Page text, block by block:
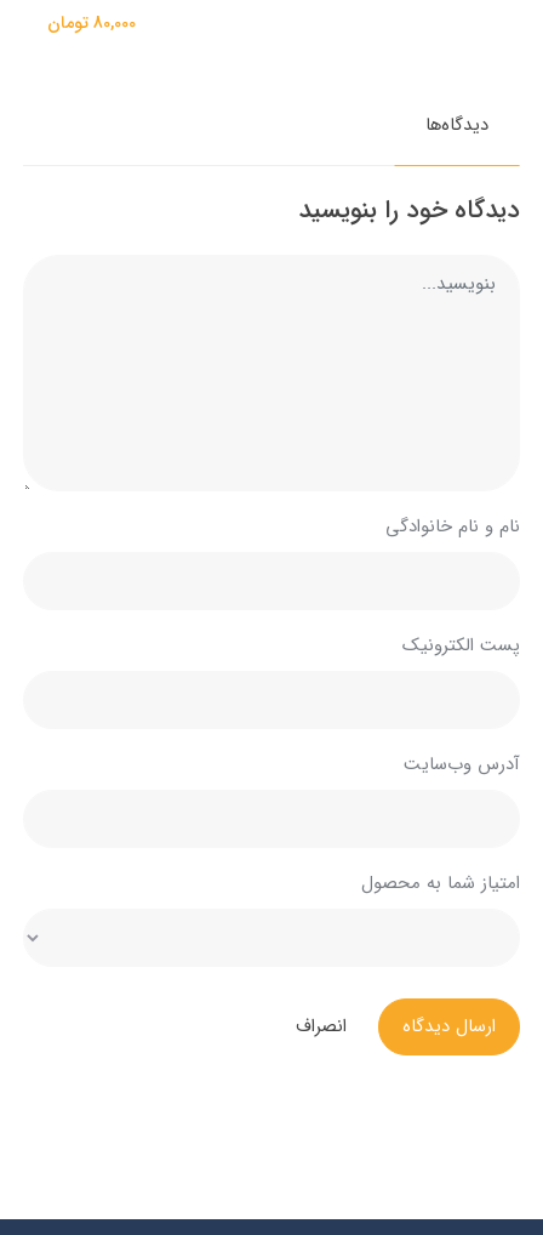
80,000 تومان
دیدگاه‌ها
دیدگاه خود را بنویسید
نام و نام خانوادگی
پست الکترونیک
آدرس وب‌سایت
امتیاز شما به محصول
ارسال دیدگاه انصراف